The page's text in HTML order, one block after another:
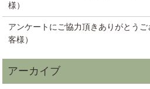
様）
アンケートにご協力頂きありがとう
客様）